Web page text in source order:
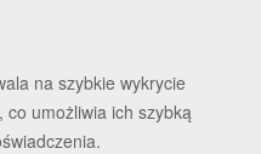
na szybkie wykrycie
co umożliwia ich szybką